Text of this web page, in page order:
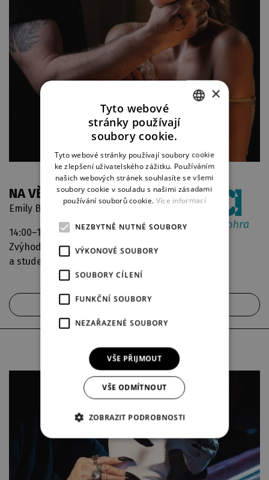
NA VĚTRNÉ HŮRCE
Emily Brontëová
14:00–16:20Velké divadlo
Zvýhodněná cena pro seniory
a studenty
AKTUÁLNÍ OBSAZENÍ
3. 5.
neděle
GERMAN
×
Tyto webové
stránky používají
soubory cookie.
Tyto webové stránky používají soubory cookie
ke zlepšení uživatelského zážitku. Používáním
našich webových stránek souhlasíte se všemi
soubory cookie v souladu s našimi zásadami
používání souborů cookie. Více informací
NEZBYTNĚ NUTNÉ SOUBORY
VÝKONOVÉ SOUBORY
SOUBORY CÍLENÍ
FUNKČNÍ SOUBORY
NEZAŘAZENÉ SOUBORY
VŠE PŘIJMOUT
VŠE ODMÍTNOUT
ZOBRAZIT PODROBNOSTI